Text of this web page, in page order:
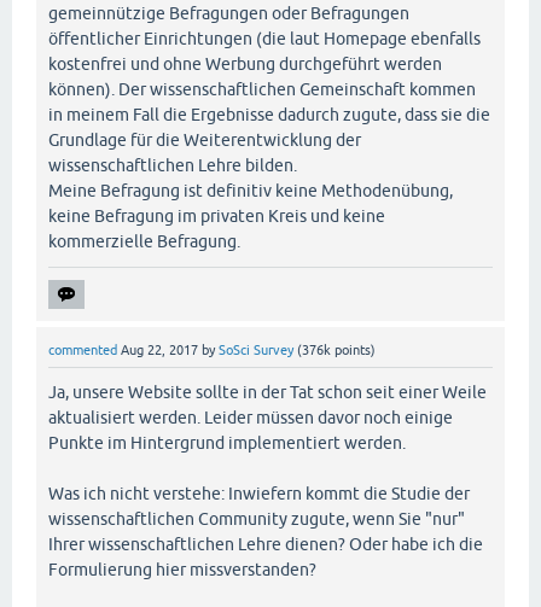
gemeinnützige Befragungen oder Befragungen
öffentlicher Einrichtungen (die laut Homepage ebenfalls
kostenfrei und ohne Werbung durchgeführt werden
können). Der wissenschaftlichen Gemeinschaft kommen
in meinem Fall die Ergebnisse dadurch zugute, dass sie die
Grundlage für die Weiterentwicklung der
wissenschaftlichen Lehre bilden.
Meine Befragung ist definitiv keine Methodenübung,
keine Befragung im privaten Kreis und keine
kommerzielle Befragung.
commented Aug 22, 2017 bySoSci Survey (376k points)
Ja, unsere Website sollte in der Tat schon seit einer Weile
aktualisiert werden. Leider müssen davor noch einige
Punkte im Hintergrund implementiert werden.
Was ich nicht verstehe: Inwiefern kommt die Studie der
wissenschaftlichen Community zugute, wenn Sie "nur"
Ihrer wissenschaftlichen Lehre dienen? Oder habe ich die
Formulierung hier missverstanden?